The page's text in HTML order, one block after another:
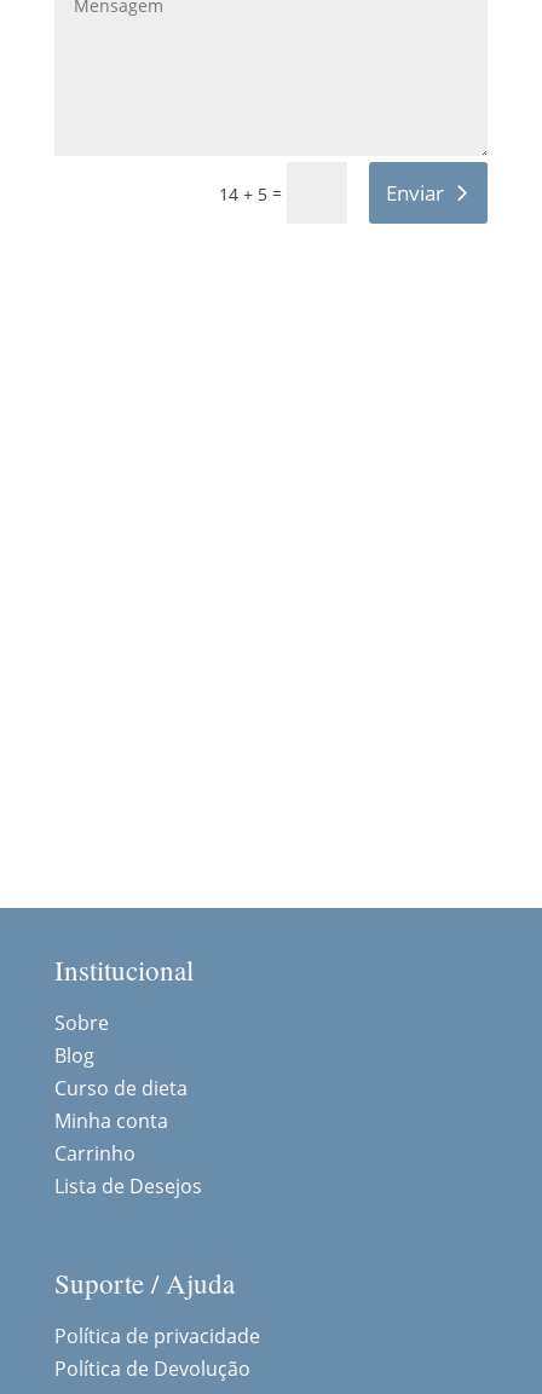
14 + 5 = Enviar
Institucional
Sobre
Blog
Curso de dieta
Minha conta
Carrinho
Lista de Desejos
Suporte / Ajuda
Política de privacidade
Política de Devolução